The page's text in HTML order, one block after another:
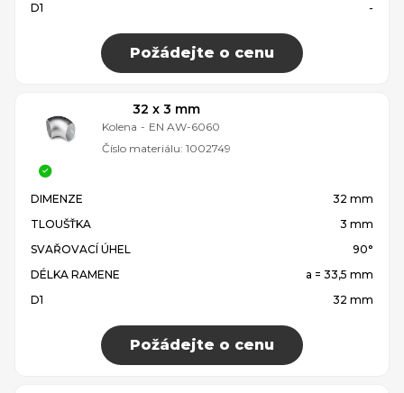
D1
-
Požádejte o cenu
32 x 3 mm
Kolena - EN AW-6060
Číslo materiálu: 1002749
DIMENZE
32 mm
TLOUŠŤKA
3 mm
SVAŘOVACÍ ÚHEL
90°
DÉLKA RAMENE
a = 33,5 mm
D1
32 mm
Požádejte o cenu